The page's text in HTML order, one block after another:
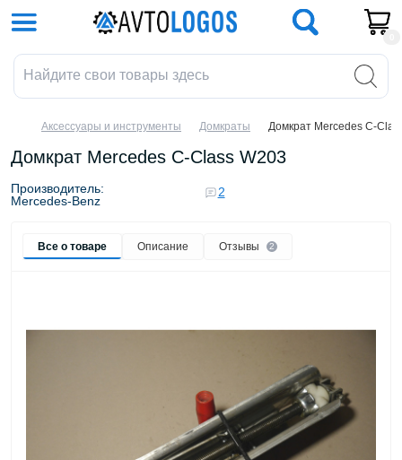
Аксессуары и инструменты Домкраты Домкрат Mercedes C-
Домкрат Mercedes C-Class W203
Производитель:
Mercedes-Benz
2
Все о товаре Описание Отзывы 2